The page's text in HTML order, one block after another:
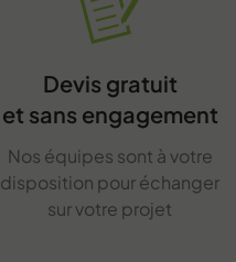
Devis gratuit
et sans engagement
Nos équipes sont à votre
disposition pour échanger
sur votre projet